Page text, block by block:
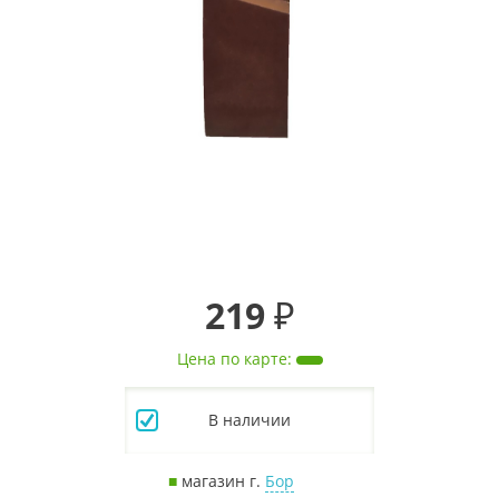
219 ₽
Цена по карте:
В наличии
■магазин г. Бор